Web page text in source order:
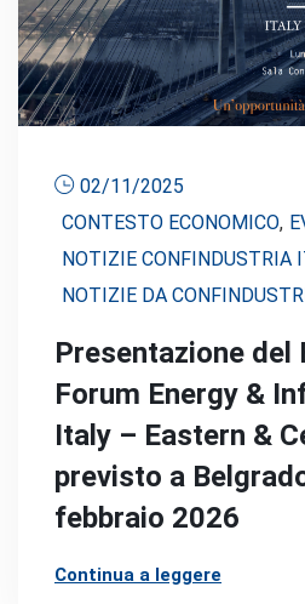
02/11/2025
CONTESTO ECONOMICO,
NOTIZIE CONFINDUSTRIA
NOTIZIE DA
Presentazione del
Forum Energy &
Italy – Eastern &
previsto a
febbraio 2026
Continua a leggere